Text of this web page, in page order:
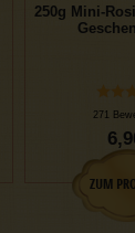
250g Mini-
271